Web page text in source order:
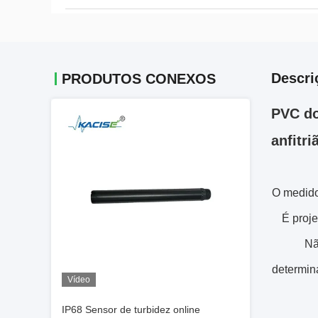
PRODUTOS CONEXOS
Vídeo
IP68 Sensor de turbidez online
PVC
O
É